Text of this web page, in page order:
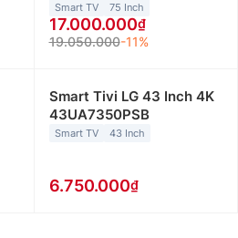
Smart TV 75 Inch
17.000.000
19.050.000-11%
Smart Tivi LG 43 Inch 4K
43UA7350PSB
Smart TV 43 Inch
6.750.000